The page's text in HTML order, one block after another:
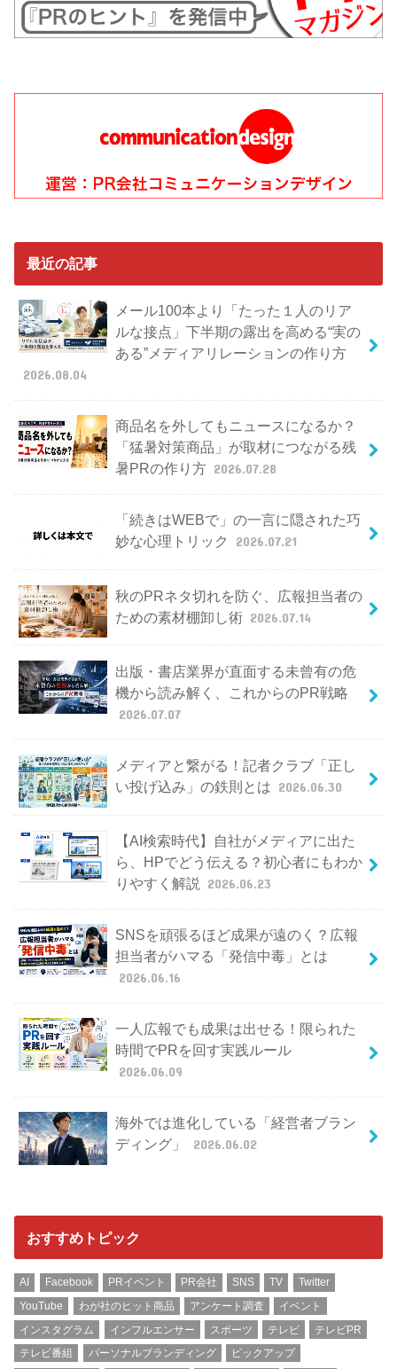
最近の記事
メール100本より「たった１人のリア
ルな接点」下半期の露出を高める“実の
ある”メディアリレーションの作り方
2026.08.04
商品名を外してもニュースになるか？
「猛暑対策商品」が取材につながる残
暑PRの作り方 2026.07.28
「続きはWEBで」の一言に隠された巧
妙な心理トリック
2026.07.21
秋のPRネタ切れを防ぐ、広報担当者の
ための素材棚卸し術 2026.07.14
出版・書店業界が直面する未曾有の危
機から読み解く、これからのPR戦略
2026.07.07
メディアと繋がる！記者クラブ「正し
い投げ込み」の鉄則とは 2026.06.30
【AI検索時代】自社がメディアに出た
ら、HPでどう伝える？初心者にもわか
りやすく解説
2026.06.23
SNSを頑張るほど成果が遠のく？広報
担当者がハマる「発信中毒」とは
2026.06.16
一人広報でも成果は出せる！限られた
時間でPRを回す実践ルール
2026.06.09
海外では進化している「経営者ブラン
ディング」
2026.06.02
おすすめトピック
AI Facebook PRイベント PR会社 SNS TV
Twitter
YouTube
わが社のヒット商品 アンケート調査
イベント
インスタグラム
インフルエンサー スポーツ テレビ
テレビPR
テレビ番組
パーソナルブランディング
ピックアップ